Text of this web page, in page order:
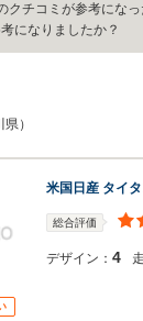
クチコミが参考になっ
になりましたか？
）
米国日産 タイ
総合評価
デザイン： 4